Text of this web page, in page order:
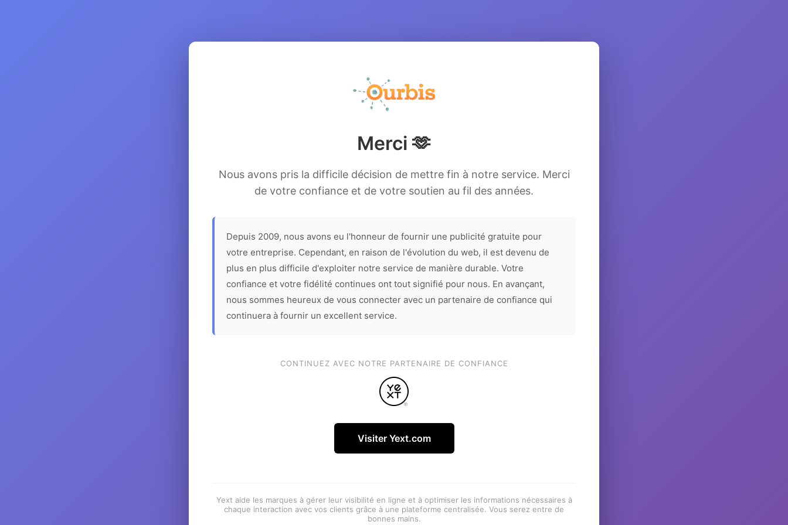
Merci 🫶
Nous avons pris la difficile décision de mettre fin à notre service. Merci
de votre confiance et de votre soutien au fil des années.
Depuis 2009, nous avons eu l'honneur de fournir une publicité gratuite pour
votre entreprise. Cependant, en raison de l'évolution du web, il est devenu de
plus en plus difficile d'exploiter notre service de manière durable. Votre
confiance et votre fidélité continues ont tout signifié pour nous. En avançant,
nous sommes heureux de vous connecter avec un partenaire de confiance qui
continuera à fournir un excellent service.
CONTINUEZ AVEC NOTRE PARTENAIRE DE CONFIANCE
Visiter Yext.com
Yext aide les marques à gérer leur visibilité en ligne et à optimiser les informations nécessaires à
chaque interaction avec vos clients grâce à une plateforme centralisée. Vous serez entre de
bonnes mains.